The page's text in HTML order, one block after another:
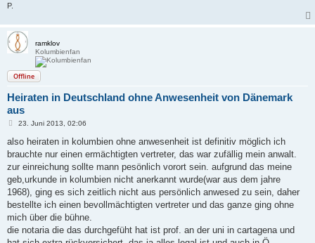
P.
ramklov
Kolumbienfan
Offline
Heiraten in Deutschland ohne Anwesenheit von Dänemark
aus
B
i
r
a
23. Juni 2013, 02:06
also heiraten in kolumbien ohne anwesenheit ist definitiv möglich ich
brauchte nur einen ermächtigten vertreter, das war zufällig mein anwalt.
zur einreichung sollte mann pesönlich vorort sein. aufgrund das meine
geb,urkunde in kolumbien nicht anerkannt wurde(war aus dem jahre
1968), ging es sich zeitlich nicht aus persönlich anwesed zu sein, daher
bestellte ich einen bevollmächtigten vertreter und das ganze ging ohne
mich über die bühne.
die notaria die das durchgefüht hat ist prof. an der uni in cartagena und